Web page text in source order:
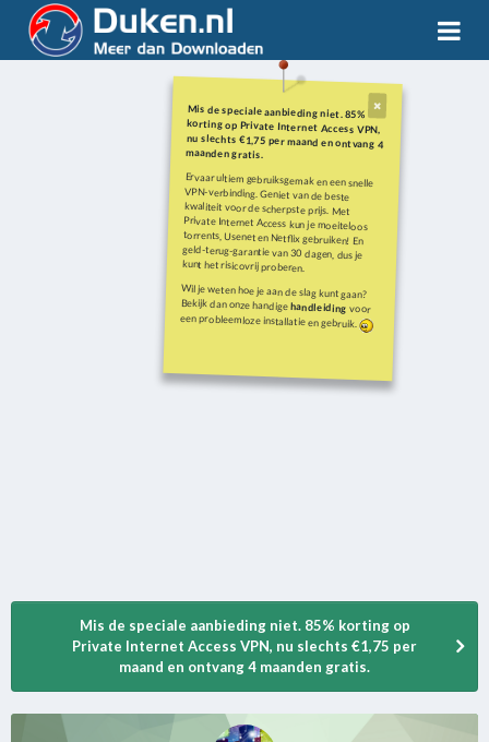
Mis de speciale aanbieding niet. 85%
korting op Private Internet Access VPN,
nu slechts €1,75 per maand en ontvang 4
maanden gratis.
Ervaar ultiem gebruiksgemak en een snelle
VPN-verbinding. Geniet van de beste
kwaliteit voor de scherpste prijs. Met
Private Internet Access kun je moeiteloos
torrents, Usenet en Netflix gebruiken! En
geld-terug-garantie van 30 dagen, dus je
kunt het risicovrij proberen.
Wil je weten hoe je aan de slag kunt gaan?
Bekijk dan onze handigehandleiding voor
een probleemloze installatie en gebruik.
Mis de speciale aanbieding niet. 85% korting op
Private Internet Access VPN, nu slechts €1,75 per
maand en ontvang 4 maanden gratis.